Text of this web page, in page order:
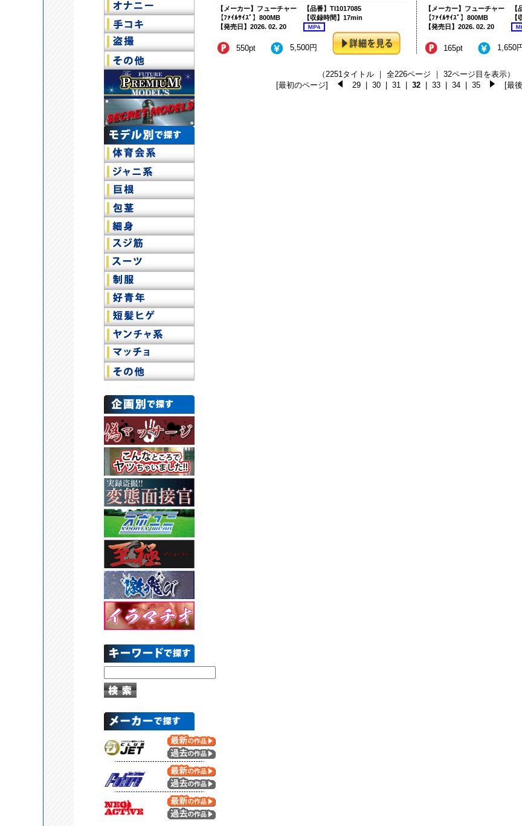
【メーカー】フューチャー
【品番】TI1017085
【ﾌｧｲﾙｻｲｽﾞ】800MB
【収録時間】17min
【発売日】2026. 02. 20
550pt 5,500円
【メーカー】フューチャー
【
【ﾌｧｲﾙｻｲｽﾞ】800MB
【
【発売日】2026. 02. 20
165pt 1,650
（2251タイトル ｜ 全226ページ ｜ 32ページ目を表示）
[最初のページ]
29| 30| 31| 32| 33| 34| 35 [最